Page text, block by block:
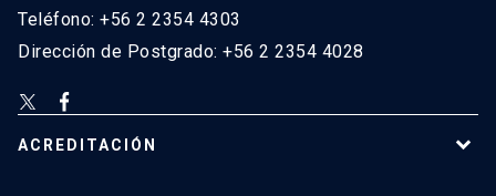
Teléfono: +56 2 2354 4303
Dirección de Postgrado: +56 2 2354 4028
ACREDITACIÓN